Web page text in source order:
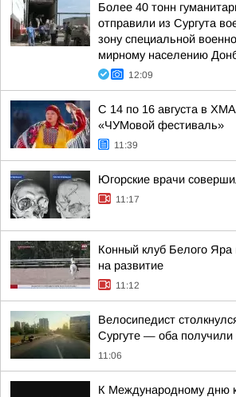
Более 40 тонн
отправили из Сургута
зону специальной
мирному населению
12:09
С 14 по 16 августа в
«ЧУМовой фестиваль»
11:39
Югорские врачи
11:17
Конный клуб Белого
на развитие
11:12
Велосипедист
Сургуте — оба
11:06
К Международному дню